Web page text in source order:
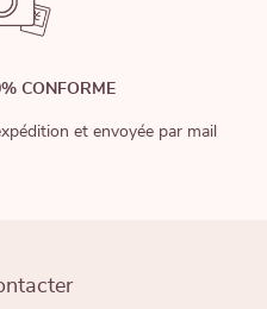
CONFORME
et envoyée par mail